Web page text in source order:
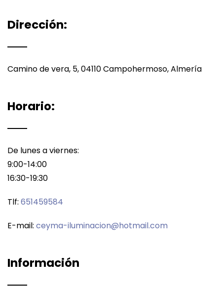
Dirección:
Camino de vera, 5, 04110 Campohermoso, Almería
Horario:
De lunes a viernes:
9:00-14:00
16:30-19:30
Tlf: 651459584
E-mail: ceyma-iluminacion@hotmail.com
Información